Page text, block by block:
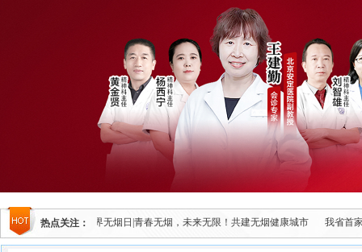
热点关注：
签约仪式 5.31世界无烟日|青春无烟，未来无限！共建无烟健康城市 我省首